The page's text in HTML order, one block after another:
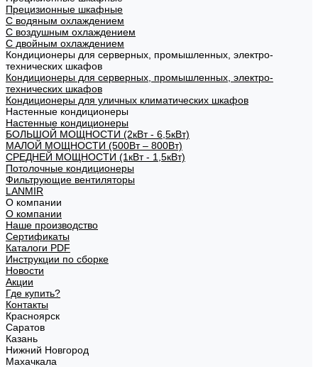
Прецизионные шкафные
С водяным охлаждением
С воздушным охлаждением
С двойным охлаждением
Кондиционеры для серверных, промышленных, электро-
технических шкафов
Кондиционеры для серверных, промышленных, электро-
технических шкафов
Кондиционеры для уличных климатических шкафов
Настенные кондиционеры
Настенные кондиционеры
БОЛЬШОЙ МОЩНОСТИ (2кВт - 6,5кВт)
МАЛОЙ МОЩНОСТИ (500Вт – 800Вт)
СРЕДНЕЙ МОЩНОСТИ (1кВт - 1,5кВт)
Потолочные кондиционеры
Фильтрующие вентиляторы
LANMIR
О компании
О компании
Наше производство
Сертификаты
Каталоги PDF
Инструкции по сборке
Новости
Акции
Где купить?
Контакты
Красноярск
Саратов
Казань
Нижний Новгород
Махачкала